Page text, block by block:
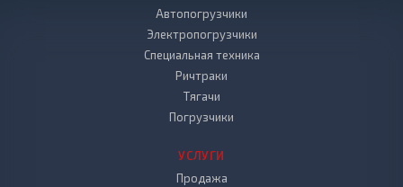
Автопогрузчики
Электропогрузчики
Специальная техника
Ричтраки
Тягачи
Погрузчики
УСЛУГИ
Продажа